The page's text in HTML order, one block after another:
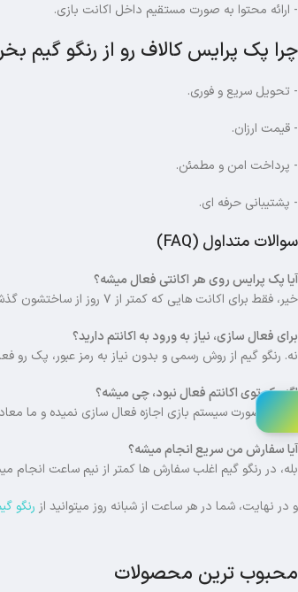
- ارائه محتوا به صورت مستقیم داخل اکانت بازی.
چرا پک پرایس کالاف رو از رنگو گیم
- تحویل سریع و فوری.
- قیمت ارزان.
- پرداخت امن و مطمئن.
- پشتیبانی حرفه ای.
سوالات متداول (FAQ)
آیا پک پرایس روی هر اکانتی فعال میشه؟
خیر، فقط برای اکانت هایی که کمتر از ۷ روز از ساختشون گذشته باشه در دسترسه. در غیر این صورت، سی پی جایگزین به حسابتون شارژ میشه.
برای فعال سازی، نیاز به ورود به اکانتم دارید؟
نه. رنگو گیم از روش رسمی و بدون نیاز به رمز عبور، پک رو
اگه پک توی اکانتم فعال نبود، چی میشه؟
در این صورت سیستم بازی اجازه فعال سازی نمیده و ما
آیا سفارش من سریع انجام میشه؟
بله، در رنگو گیم اغلب سفارش ها کمتر از نیم ساعت انجام
و در نهایت، شما در هر ساعت از شبانه روز میتوانید از رنگو
محبوب ترین محصولات